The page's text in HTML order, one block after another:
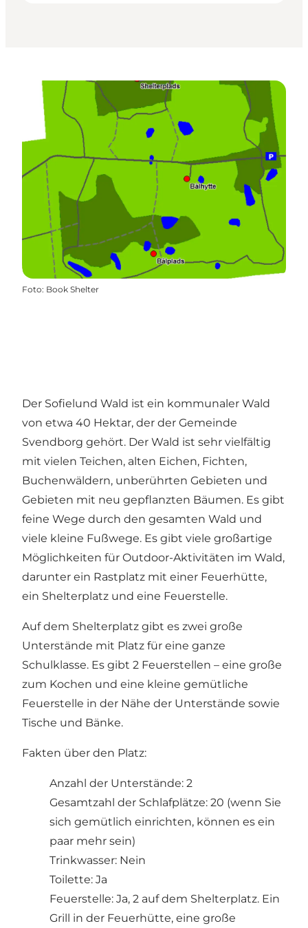
Foto: Book Shelter
Der Sofielund Wald ist ein kommunaler Wald
von etwa 40 Hektar, der der Gemeinde
Svendborg gehört. Der Wald ist sehr vielfältig
mit vielen Teichen, alten Eichen, Fichten,
Buchenwäldern, unberührten Gebieten und
Gebieten mit neu gepflanzten Bäumen. Es gibt
feine Wege durch den gesamten Wald und
viele kleine Fußwege. Es gibt viele großartige
Möglichkeiten für Outdoor-Aktivitäten im Wald,
darunter ein Rastplatz mit einer Feuerhütte,
ein Shelterplatz und eine Feuerstelle.
Auf dem Shelterplatz gibt es zwei große
Unterstände mit Platz für eine ganze
Schulklasse. Es gibt 2 Feuerstellen – eine große
zum Kochen und eine kleine gemütliche
Feuerstelle in der Nähe der Unterstände sowie
Tische und Bänke.
Fakten über den Platz:
Anzahl der Unterstände: 2
Gesamtzahl der Schlafplätze: 20 (wenn Sie
sich gemütlich einrichten, können es ein
paar mehr sein)
Trinkwasser: Nein
Toilette: Ja
Feuerstelle: Ja, 2 auf dem Shelterplatz. Ein
Grill in der Feuerhütte, eine große